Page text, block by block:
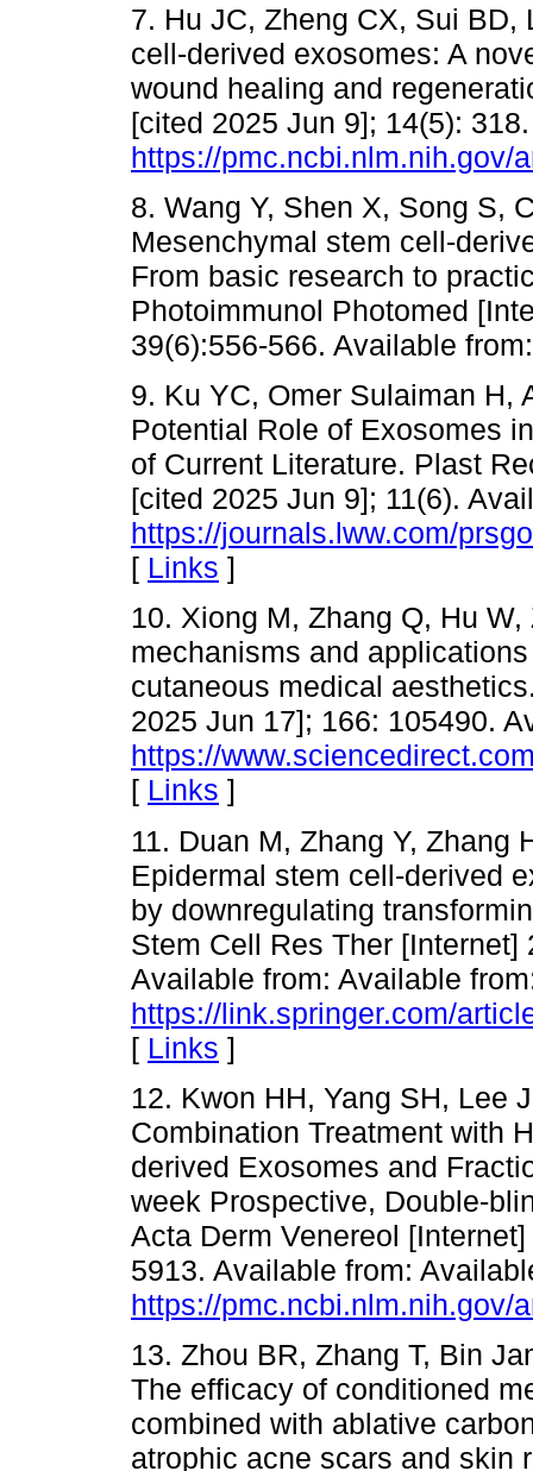
7. Hu JC, Zheng CX, Sui
cell-derived exosomes: A
wound healing and
[cited 2025 Jun 9]; 14(5):
https://pmc.ncbi.nlm.nih.gov/
8. Wang Y, Shen X, Song S,
Mesenchymal stem cell-
From basic research to
Photoimmunol Photomed
39(6):556-566. Available
9. Ku YC, Omer Sulaiman H,
Potential Role of Exosomes
of Current Literature. Plast
[cited 2025 Jun 9]; 11(6).
https://journals.lww.com/
[ Links ]
10. Xiong M, Zhang Q, Hu
mechanisms and
cutaneous medical
2025 Jun 17]; 166: 105490.
https://
[ Links ]
11. Duan M, Zhang Y, Zhang
Epidermal stem cell-derived
by downregulating
Stem Cell Res Ther [Internet]
Available from: Available
https://link.springer.com/
[ Links ]
12. Kwon HH, Yang SH, Lee
Combination Treatment with
derived Exosomes and
week Prospective, Double-
Acta Derm Venereol
5913. Available from:
https://pmc.ncbi.nlm.nih.gov/
13. Zhou BR, Zhang T, Bin
The efficacy of conditioned
combined with ablative
atrophic acne scars and skin